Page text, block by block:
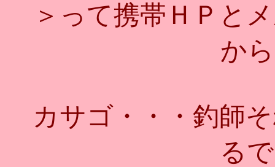
＞って携帯ＨＰと
か
カサゴ・・・釣師
る